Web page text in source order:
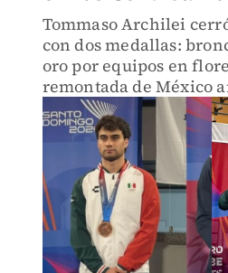
Tommaso Archilei
con dos medallas:
oro por equipos en
remontada de México
por 45-43.